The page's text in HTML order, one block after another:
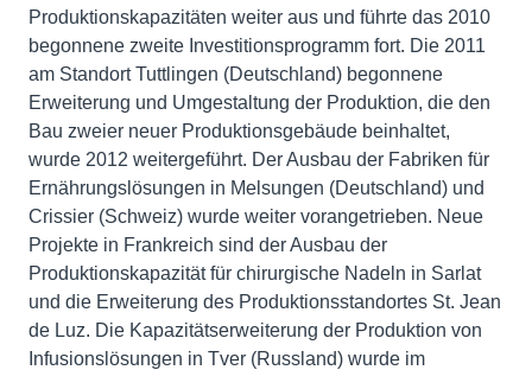
Produktionskapazitäten weiter aus und führte das 2010
begonnene zweite Investitionsprogramm fort. Die 2011
am Standort Tuttlingen (Deutschland) begonnene
Erweiterung und Umgestaltung der Produktion, die den
Bau zweier neuer Produktionsgebäude beinhaltet,
wurde 2012 weitergeführt. Der Ausbau der Fabriken für
Ernährungslösungen in Melsungen (Deutschland) und
Crissier (Schweiz) wurde weiter vorangetrieben. Neue
Projekte in Frankreich sind der Ausbau der
Produktionskapazität für chirurgische Nadeln in Sarlat
und die Erweiterung des Produktionsstandortes St. Jean
de Luz. Die Kapazitätserweiterung der Produktion von
Infusionslösungen in Tver (Russland) wurde im